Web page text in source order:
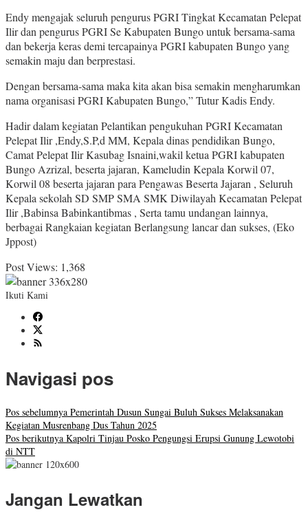
Endy mengajak seluruh pengurus PGRI Tingkat Kecamatan Pelepat
Ilir dan pengurus PGRI Se Kabupaten Bungo untuk bersama-sama
dan bekerja keras demi tercapainya PGRI kabupaten Bungo yang
semakin maju dan berprestasi.
Dengan bersama-sama maka kita akan bisa semakin mengharumkan
nama organisasi PGRI Kabupaten Bungo,” Tutur Kadis Endy.
Hadir dalam kegiatan Pelantikan pengukuhan PGRI Kecamatan
Pelepat Ilir ,Endy,S.P,d MM, Kepala dinas pendidikan Bungo,
Camat Pelepat Ilir Kasubag Isnaini,wakil ketua PGRI kabupaten
Bungo Azrizal, beserta jajaran, Kameludin Kepala Korwil 07,
Korwil 08 beserta jajaran para Pengawas Beserta Jajaran , Seluruh
Kepala sekolah SD SMP SMA SMK Diwilayah Kecamatan Pelepat
Ilir ,Babinsa Babinkantibmas , Serta tamu undangan lainnya,
berbagai Rangkaian kegiatan Berlangsung lancar dan sukses, (Eko
Jppost)
Post Views: 1,368
Ikuti Kami
Navigasi pos
Pos sebelumnya Pemerintah Dusun Sungai Buluh Sukses Melaksanakan
Kegiatan Musrenbang Dus Tahun 2025
Pos berikutnya Kapolri Tinjau Posko Pengungsi Erupsi Gunung Lewotobi
di NTT
Jangan Lewatkan